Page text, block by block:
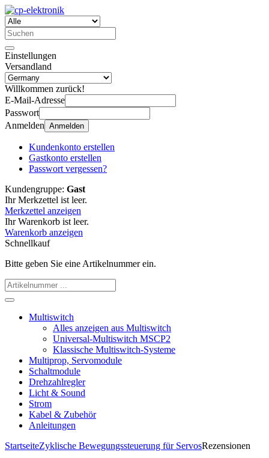
Einstellungen
Versandland
Willkommen zurück!
E-Mail-Adresse
Passwort
Anmelden Anmelden
Kundenkonto erstellen
Gastkonto erstellen
Passwort vergessen?
Kundengruppe: Gast
Ihr Merkzettel ist leer.
Merkzettel anzeigen
Ihr Warenkorb ist leer.
Warenkorb anzeigen
Schnellkauf
Bitte geben Sie eine Artikelnummer ein.
Multiswitch
Alles anzeigen aus Multiswitch
Universal-Multiswitch MSCP2
Klassische Multiswitch-Systeme
Multiprop, Servomodule
Schaltmodule
Drehzahlregler
Licht & Sound
Strom
Kabel & Zubehör
Anleitungen
StartseiteZyklische Bewegungssteuerung für ServosRezensionen